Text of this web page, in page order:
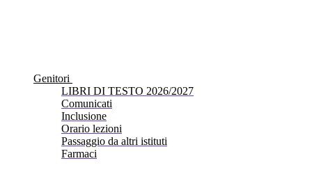
Genitori
LIBRI DI TESTO 2026/2027
Comunicati
Inclusione
Orario lezioni
Passaggio da altri istituti
Farmaci